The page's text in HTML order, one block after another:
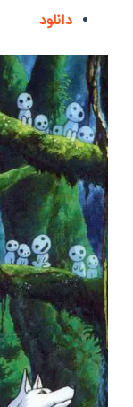
دانلود